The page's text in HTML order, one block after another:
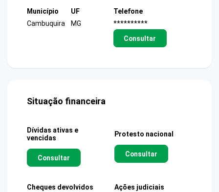
Município
Cambuquira
UF
MG
Telefone
**********
Consultar
Situação financeira
Dívidas ativas e
vencidas
Consultar
Protesto nacional
Consultar
Cheques devolvidos Ações judiciais